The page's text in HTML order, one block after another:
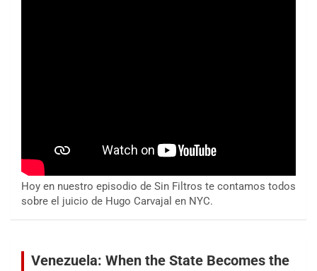
Hoy en nuestro episodio de Sin Filtros te contamos todos
sobre el juicio de Hugo Carvajal en NYC.
Venezuela: When the State Becomes the